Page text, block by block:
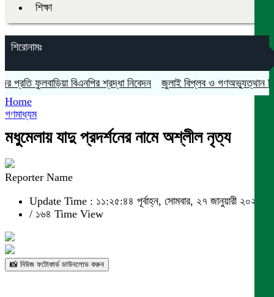
শিক্ষা
শিরোনামঃ
ফুলবাড়িয়া বিএনপির শ্রদ্ধা নিবেদন জুলাই বিপ্লব ও গণঅভ্যুত্থান দিবস
Home
গণমাধ্যম
মধুমেলায় যাদু প্রদর্শনের নামে অশ্লীল নৃত্য
Reporter Name
Update Time : ১১:২৫:৪৪ পূর্বাহ্ন, সোমবার, ২৭ জানুয়ারী ২০২৫
/ ১৬৪ Time View
📸 নিউজ ফটোকার্ড ডাউনলোড করুন